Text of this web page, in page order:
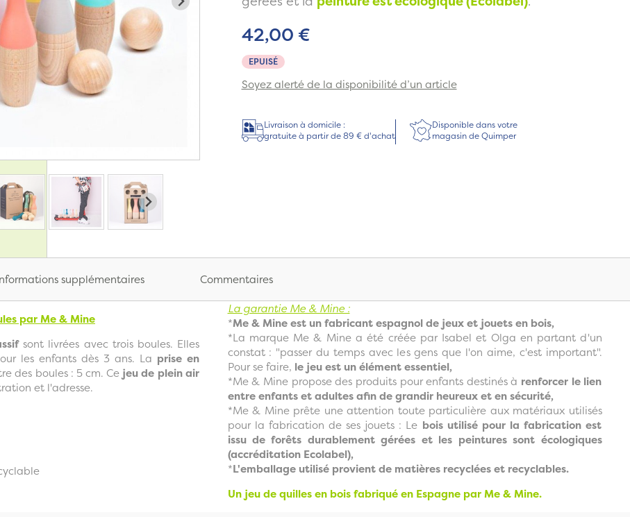
EPUISÉ
42,00 €
Soyez alerté de la disponibilité d’un article
Livraison à domicile :
gratuite à partir de 89 € d'achat
Disponible dans votre
magasin de Quimper
supplémentaires Commentaires
par Me & Mine
sont livrées avec trois boules. Elles
les enfants dès 3 ans. La prise en
des boules : 5 cm. Ce jeu de plein air
et l'adresse.
La garantie Me & Mine :
*Me & Mine est un fabricant espagnol de jeux et jouets en bois,
*La marque Me & Mine a été créée par Isabel et Olga en partant d'un
constat : "passer du temps avec les gens que l'on aime, c'est important".
Pour se faire, le jeu est un élément essentiel,
*Me & Mine propose des produits pour enfants destinés à renforcer le lien
entre enfants et adultes afin de grandir heureux et en sécurité,
*Me & Mine prête une attention toute particulière aux matériaux utilisés
pour la fabrication de ses jouets : Le bois utilisé pour la fabrication est
issu de forêts durablement gérées et les peintures sont écologiques
(accréditation Ecolabel),
*L'emballage utilisé provient de matières recyclées et recyclables.
Un jeu de quilles en bois fabriqué en Espagne par Me & Mine.